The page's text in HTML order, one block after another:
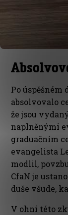
Po úspěšném
absolvovalo
že jsou
naplněnými
graduačním
evangelista
modlil,
CfaN je
duše všude,
V ohni této